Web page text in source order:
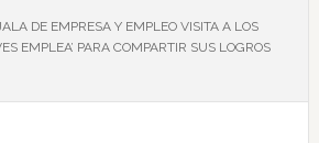
DE EMPRESA Y EMPLEO VISITA A LOS
EMPLEA’ PARA COMPARTIR SUS LOGROS